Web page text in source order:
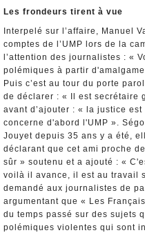
Les frondeurs tirent à vue
Interpelé sur l’affaire, Manuel
comptes de l’UMP lors de la
l’attention des journalistes : «
polémiques à partir
Puis c’est au tour du porte
de déclarer : « Il est secrétaire
avant d’ajouter : « la justice
concerne d'abord l'UMP ».
Jouyet depuis 35 ans y a été,
déclarant que cet ami proche
sûr » soutenu et a ajouté : «
voilà il avance, il est au travail
demandé aux journalistes de
argumentant que « Les
du temps passé sur des sujets
polémiques violentes qui sont